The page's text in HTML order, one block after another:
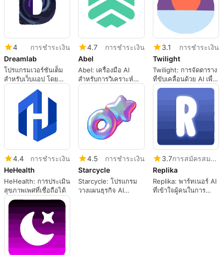
4
การชำระเงิน
Dreamlab
โปรแกรมเวอร์ชันเต็ม
สำหรับเว็บแอป โดย
dreamlab.
4.7
การชำระเงิน
Abel
Abel: เครื่องมือ AI
สำหรับการวิเคราะห์
เอกสารทางกฎหมาย
3.1
การชำระเงิน
Twilight
Twilight: การจัดตาราง
ที่ขับเคลื่อนด้วย AI เพื่อ
เพิ่มประสิทธิภาพการ
4.4
การชำระเงิน
HeHealth
HeHealth: การประเมิน
สุขภาพเพศที่เชื่อถือได้
4.5
การชำระเงิน
Starcycle
Starcycle: โปรแกรม
วางแผนธุรกิจ AI
3.7
การสมัครสมาชิก
Replika
Replika: พาร์ทเนอร์ AI
ที่เข้าใจผู้คนในการ